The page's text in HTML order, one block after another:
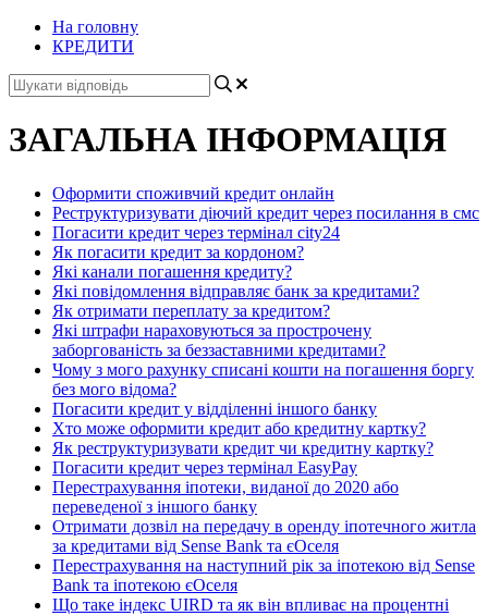
На головну
КРЕДИТИ
ЗАГАЛЬНА ІНФОРМАЦІЯ
Оформити споживчий кредит онлайн
Реструктуризувати діючий кредит через посилання в смс
Погасити кредит через термінал city24
Як погасити кредит за кордоном?
Які канали погашення кредиту?
Які повідомлення відправляє банк за кредитами?
Як отримати переплату за кредитом?
Які штрафи нараховуються за прострочену
заборгованість за беззаставними кредитами?
Чому з мого рахунку списані кошти на погашення боргу
без мого відома?
Погасити кредит у відділенні іншого банку
Хто може оформити кредит або кредитну картку?
Як реструктуризувати кредит чи кредитну картку?
Погасити кредит через термінал EasyPay
Перестрахування іпотеки, виданої до 2020 або
переведеної з іншого банку
Отримати дозвіл на передачу в оренду іпотечного житла
за кредитами від Sense Bank та єОселя
Перестрахування на наступний рік за іпотекою від Sense
Bank та іпотекою єОселя
Що таке індекс UIRD та як він впливає на процентні